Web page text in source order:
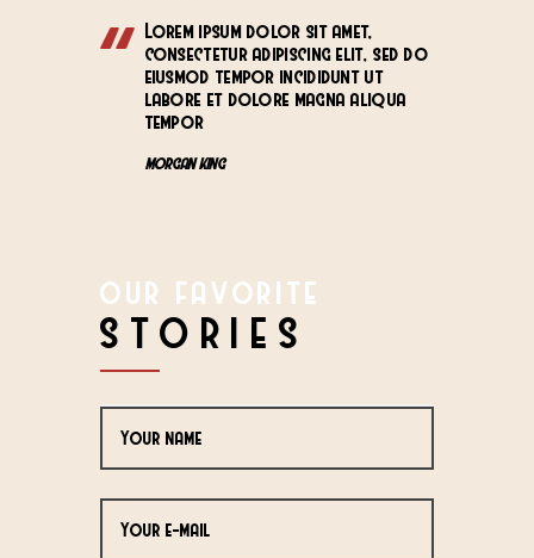
Lorem ipsum dolor sit amet,
consectetur adipiscing elit, sed do
eiusmod tempor incididunt ut
labore et dolore magna aliqua
tempor
MORGAN KING
OUR FAVORITE
STORIES